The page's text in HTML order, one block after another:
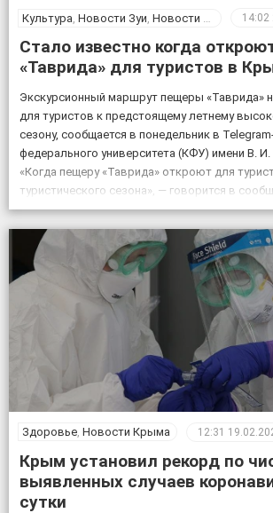
Культура Новости Зуи Новости Крыма 14:02
Стало известно когда
«Таврида» для туристов в
Экскурсионный маршрут пещеры «Таврида»
для туристов к предстоящему летнему
сезону, сообщается в понедельник в
федерального университета (КФУ) имени В. И.
«Когда пещеру «Таврида» откроют для
туристического сезона», — говорится в
отмечается, что посещение «Тавриды»
безопасным. За возможным движением
Здоровье, Новости Крыма 12:31
Крым установил рекорд по
выявленных случаев
сутки